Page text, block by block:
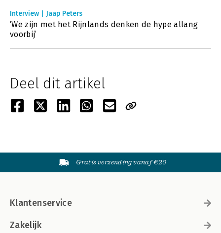
Interview | Jaap Peters
‘We zijn met het Rijnlands denken de hype allang
voorbij’
Deel dit artikel
Gratis verzending vanaf €20
Klantenservice
Zakelijk